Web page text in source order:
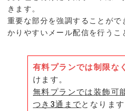
きます。
重要な部分を強調することがで
かりやすいメール配信を行うこ
有料プランでは制限な
けます。
無料プランでは装飾可
つき3通までとなります